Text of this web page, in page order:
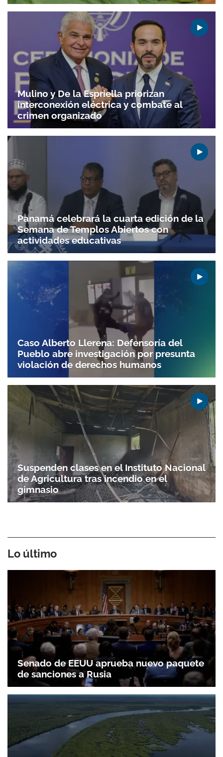
Gracias por suscribirte a nuestro boletín.
ACEPTAR
Mulino y De la Espriella priorizan
interconexión eléctrica y combate al
crimen organizado
Panamá celebrará la cuarta edición de la
Semana de Templos Abiertos con
actividades educativas
Caso Alberto Llerena: Defensoría del
Pueblo abre investigación por presunta
violación de derechos humanos
Suspenden clases en el Instituto Nacional
de Agricultura tras incendio en el
gimnasio
Lo último
Senado de EEUU aprueba nuevo paquete
de sanciones a Rusia